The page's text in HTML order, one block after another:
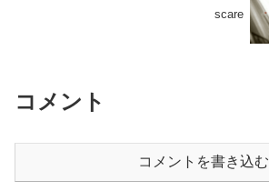
scare
コメント
コメントを書き込む